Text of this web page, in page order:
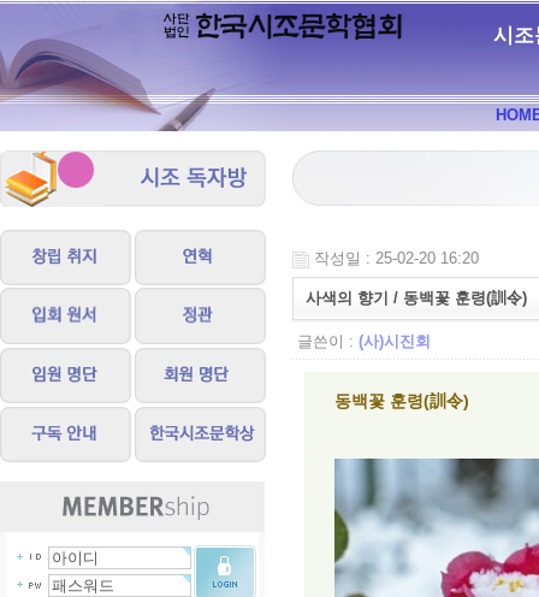
시조
작성일 : 25-02-20 16:20
사색의 향기 / 동백꽃 훈령(訓令)
글쓴이 : (사)시진회
동백꽃 훈령(訓令)